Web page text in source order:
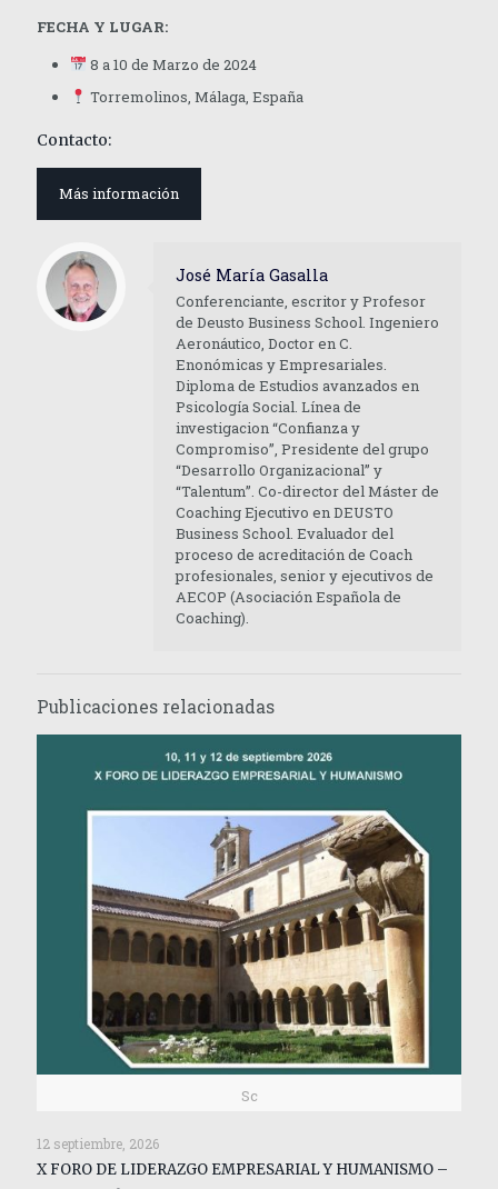
FECHA Y LUGAR:
8 a 10 de Marzo de 2024
Torremolinos, Málaga, España
Contacto:
Más información
José María Gasalla
Conferenciante, escritor y Profesor
de Deusto Business School. Ingeniero
Aeronáutico, Doctor en C.
Enonómicas y Empresariales.
Diploma de Estudios avanzados en
Psicología Social. Línea de
investigacion “Confianza y
Compromiso”, Presidente del grupo
“Desarrollo Organizacional” y
“Talentum”. Co-director del Máster de
Coaching Ejecutivo en DEUSTO
Business School. Evaluador del
proceso de acreditación de Coach
profesionales, senior y ejecutivos de
AECOP (Asociación Española de
Coaching).
Publicaciones relacionadas
Sc
12 septiembre, 2026
X FORO DE LIDERAZGO EMPRESARIAL Y HUMANISMO –